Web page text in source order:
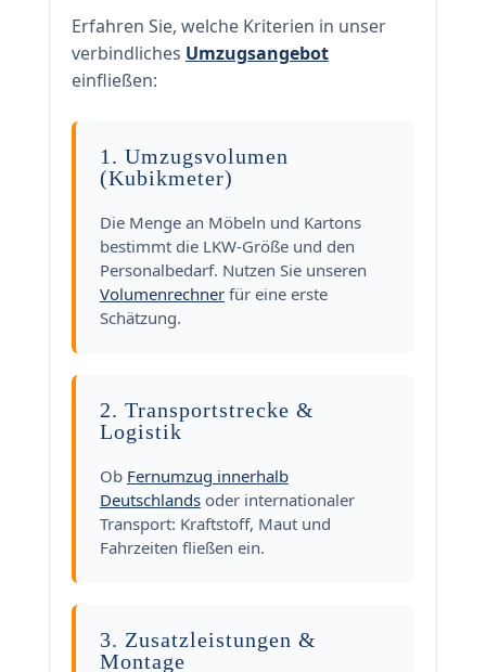
Erfahren Sie, welche Kriterien in unser
verbindliches Umzugsangebot
einfließen:
1. Umzugsvolumen
(Kubikmeter)
Die Menge an Möbeln und Kartons
bestimmt die LKW-Größe und den
Personalbedarf. Nutzen Sie unseren
Volumenrechnerfür eine erste
Schätzung.
2. Transportstrecke &
Logistik
Ob Fernumzug innerhalb
Deutschlandsoder internationaler
Transport: Kraftstoff, Maut und
Fahrzeiten fließen ein.
3. Zusatzleistungen &
Montage